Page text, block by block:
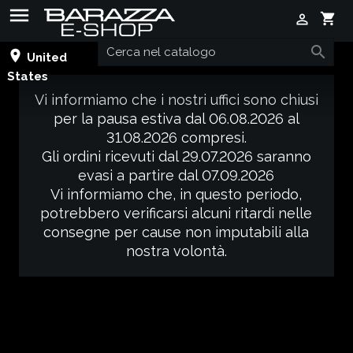

place United
States
shopping_cart


Vi informiamo che i nostri uffici sono chiusi
per la pausa estiva dal 06.08.2026 al
31.08.2026 compresi.
Gli ordini ricevuti dal 29.07.2026 saranno
evasi a partire dal 07.09.2026
Vi informiamo che, in questo periodo,
potrebbero verificarsi alcuni ritardi nelle
consegne per cause non imputabili alla
nostra volontà.